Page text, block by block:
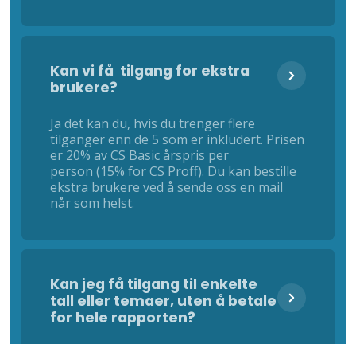
Kan vi få tilgang for ekstra
brukere?
Ja det kan du, hvis du trenger flere
tilganger enn de 5 som er inkludert. Prisen
er 20% av CS Basic årspris per
person (15% for CS Proff). Du kan bestille
ekstra brukere ved å sende oss en mail
når som helst.
Kan jeg få tilgang til enkelte
tall eller temaer, uten å betale
for hele rapporten?